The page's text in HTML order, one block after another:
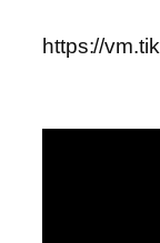
https://